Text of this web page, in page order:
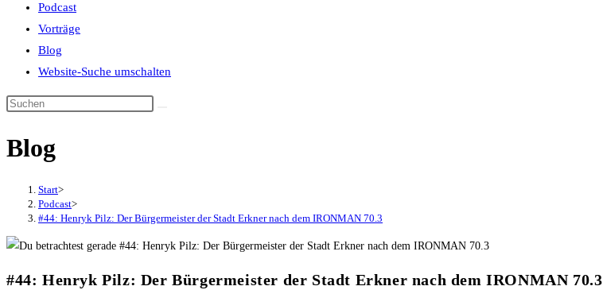
Podcast
Vorträge
Blog
Website-Suche umschalten
Blog
Start>
Podcast>
#44: Henryk Pilz: Der Bürgermeister der Stadt Erkner nach dem IRONMAN 70.3
#44: Henryk Pilz: Der Bürgermeister der Stadt Erkner nach dem IRONMAN 70.3